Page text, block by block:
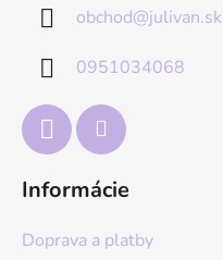
obchod@julivan.sk
0951034068
Informácie
Doprava a platby